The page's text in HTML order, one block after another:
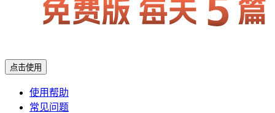
点击使用
使用帮助
常见问题